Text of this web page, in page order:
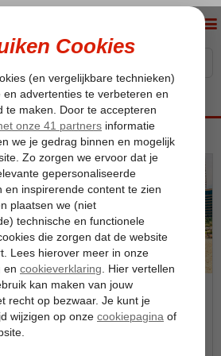
Dubai
Arabische Emiraten en is vooral
architectuur en